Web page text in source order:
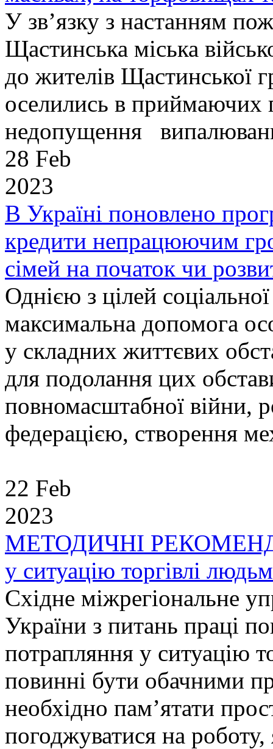
У зв’язку з настанням
Щастинська міська
до жителів Щастинської
оселились в
недопущення
28 Feb
2023
В Україні поновлено
кредити непрацюючим
сімей на початок чи
Однією з цілей
максимальна допомога
у складних життєвих
для подолання цих
повномасштабної війни,
федерацією, створення
22 Feb
2023
МЕТОДИЧНІ
у ситуацію торгівлі
Східне міжрегіональне
України з питань праці
потрапляння у ситуацію
повинні бути обачними
необхідно пам’ятати
погоджуватися на